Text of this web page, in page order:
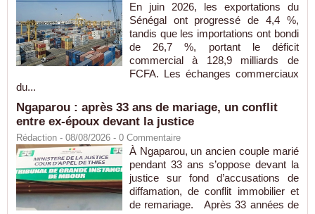
En juin 2026, les exportations du
Sénégal ont progressé de 4,4 %,
tandis que les importations ont bondi
de 26,7 %, portant le déficit
commercial à 128,9 milliards de
FCFA. Les échanges commerciaux
du...
Ngaparou : après 33 ans de mariage, un conflit
entre ex-époux devant la justice
Rédaction - 08/08/2026 - 0 Commentaire
À Ngaparou, un ancien couple marié
pendant 33 ans s’oppose devant la
justice sur fond d’accusations de
diffamation, de conflit immobilier et
de remariage. Après 33 années de